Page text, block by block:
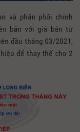
và phân phối chính
bản với giá bán từ
đầu tháng 03/2021,
để thay thế cho 2